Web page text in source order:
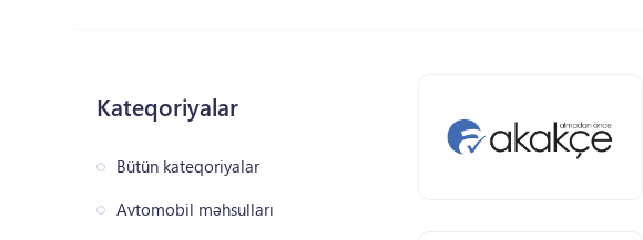
Kateqoriyalar
Bütün kateqoriyalar
Avtomobil məhsulları